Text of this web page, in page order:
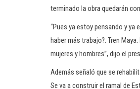
terminado la obra quedarán
“Pues ya estoy pensando y ya
haber más trabajo?. Tren
mujeres y hombres”, dijo el
Además señaló que se
Se va a construir el ramal de